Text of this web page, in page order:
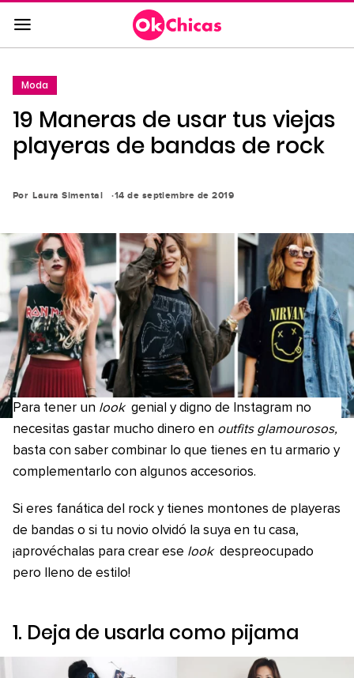
Saltar
al
contenido
la
navegación
Moda
19 Maneras de usar tus viejas
playeras de bandas de rock
Por Laura Simental 14 de septiembre de 2019
Para tener un look genial y digno de Instagram no
necesitas gastar mucho dinero en outfits glamourosos,
basta con saber combinar lo que tienes en tu armario y
complementarlo con algunos accesorios.
Si eres fanática del rock y tienes montones de playeras
de bandas o si tu novio olvidó la suya en tu casa,
¡aprovéchalas para crear ese look despreocupado
pero lleno de estilo!
1. Deja de usarla como pijama